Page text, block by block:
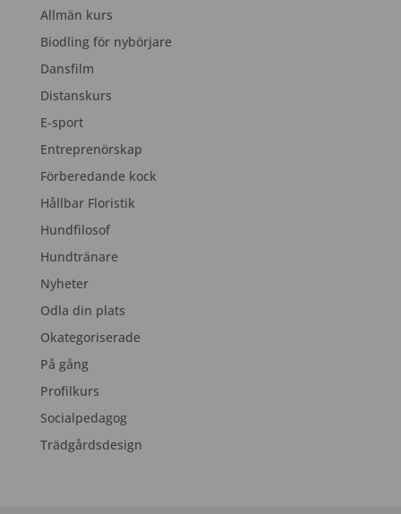
Allmän kurs
Biodling för nybörjare
Dansfilm
Distanskurs
E-sport
Entreprenörskap
Förberedande kock
Hållbar Floristik
Hundfilosof
Hundtränare
Nyheter
Odla din plats
Okategoriserade
På gång
Profilkurs
Socialpedagog
Trädgårdsdesign